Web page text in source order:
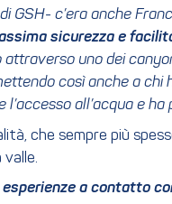
GSH- c’era anche
sicurezza e
uno dei
così anche a
all’acqua e
che sempre più
a contatto